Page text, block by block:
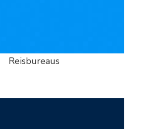
Reisbureaus